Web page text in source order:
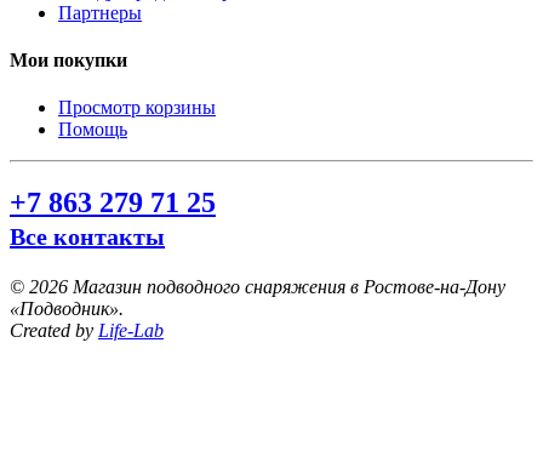
Партнеры
Мои покупки
Просмотр корзины
Помощь
+7 863 279 71 25
Все контакты
© 2026 Магазин подводного снаряжения в Ростове-на-Дону
«Подводник».
Created by Life-Lab